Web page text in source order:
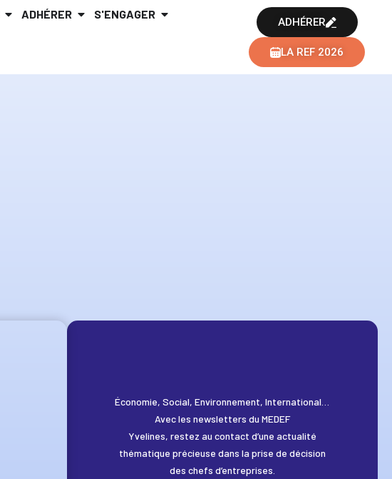
ADHÉRER S'ENGAGER
ADHÉRER
LA REF 2026
Économie, Social, Environnement, International…
Avec les newsletters du MEDEF
Yvelines, restez au contact d’une actualité
thématique précieuse dans la prise de décision
des chefs d’entreprises.